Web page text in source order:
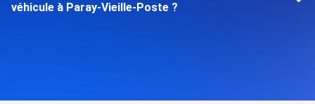
véhicule à Paray-Vieille-Poste ?